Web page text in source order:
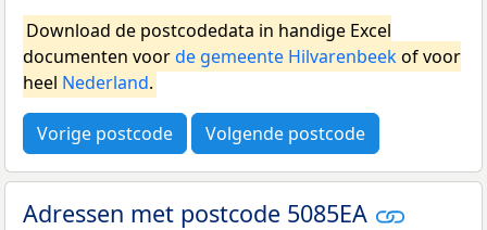
Download de postcodedata in handige Excel
documenten voorde gemeente Hilvarenbeekof voor
heel Nederland.
Vorige postcode Volgende postcode
Adressen met postcode 5085EA